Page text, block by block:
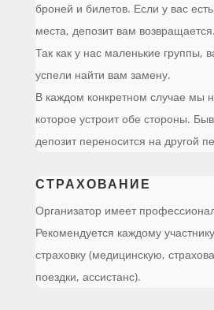
броней и билетов. Если у вас
места, депозит вам возвращается.
Так как у нас маленькие группы,
успели найти вам замену.
В каждом конкретном случае мы
которое устроит обе стороны.
депозит переносится на другой
СТРАХОВАНИЕ
Организатор имеет
Рекомендуется каждому
страховку (медицинскую,
поездки, ассистанс).